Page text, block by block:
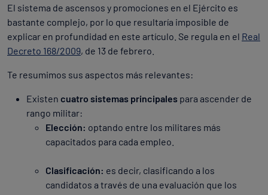
El sistema de ascensos y promociones en el Ejército es
bastante complejo, por lo que resultaría imposible de
explicar en profundidad en este artículo. Se regula en el Real
Decreto 168/2009, de 13 de febrero.
Te resumimos sus aspectos más relevantes:
Existen cuatro sistemas principales para ascender de
rango militar:
Elección: optando entre los militares más
capacitados para cada empleo.
Clasificación: es decir, clasificando a los
candidatos a través de una evaluación que los